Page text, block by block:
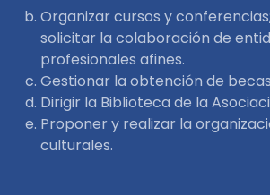
Organizar cursos y
solicitar la colaboración de
profesionales afines.
Gestionar la obtención de
Dirigir la Biblioteca de la
Proponer y realizar la
culturales.